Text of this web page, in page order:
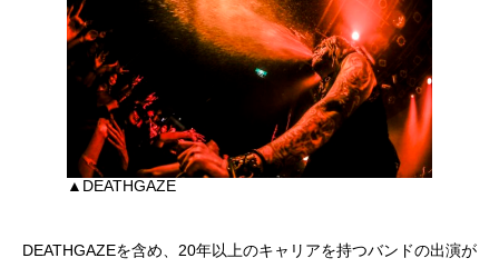
▲DEATHGAZE
DEATHGAZEを含め、20年以上のキャリアを持つバンドの出演が